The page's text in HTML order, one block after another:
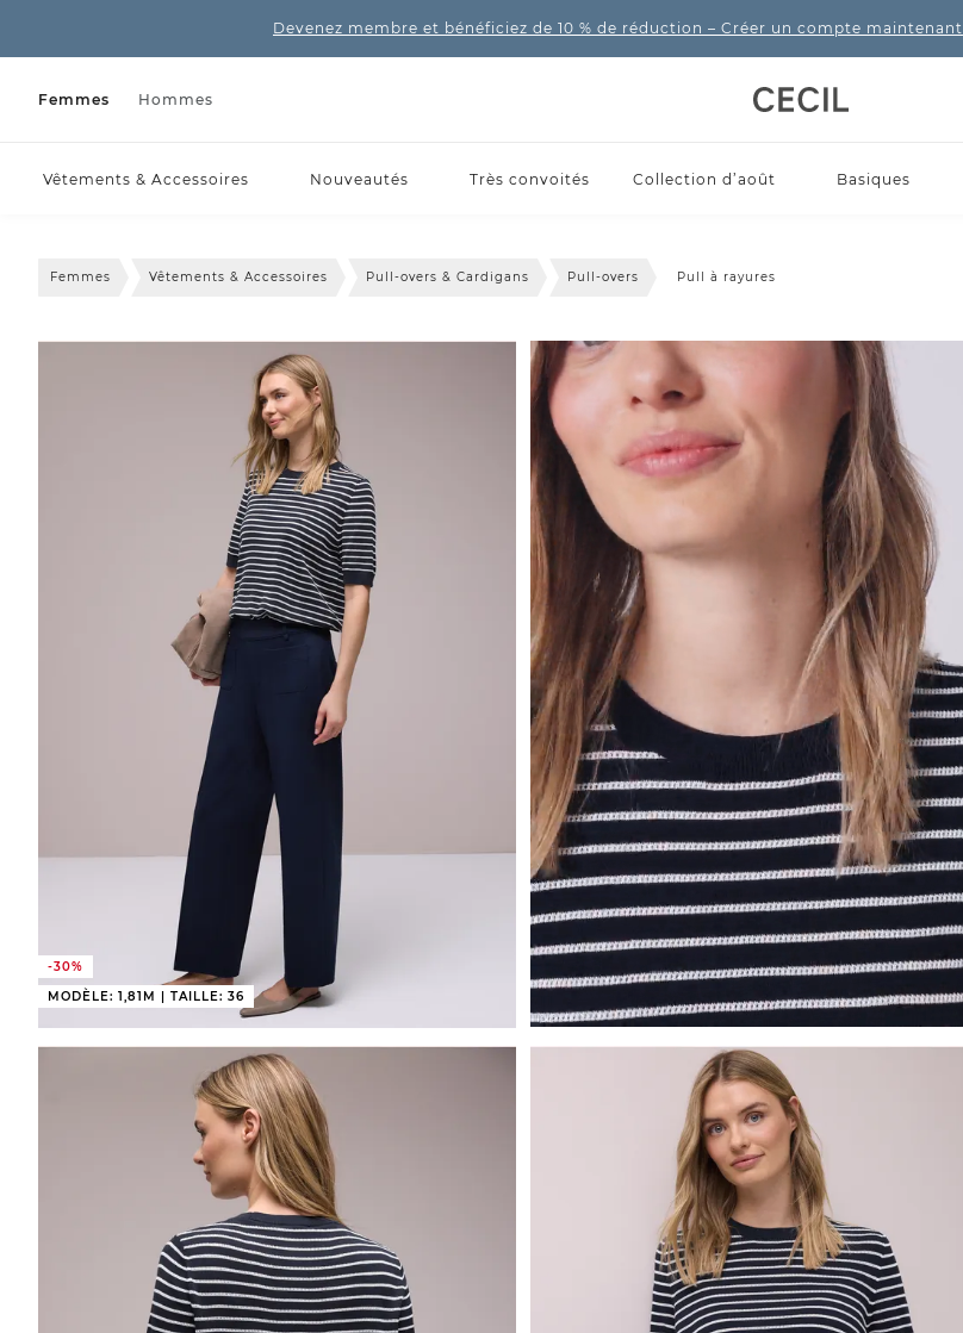
Devenez membre et bénéficiez de 10 % de réduction – Créer un compte maintenant
Femmes Hommes
Vêtements & Accessoires Nouveautés Très convoités Collection d’août Basiques
Femmes Vêtements & Accessoires Pull-overs & Cardigans Pull-overs Pull à rayures
-30%
MODÈLE: 1,81M | TAILLE: 36